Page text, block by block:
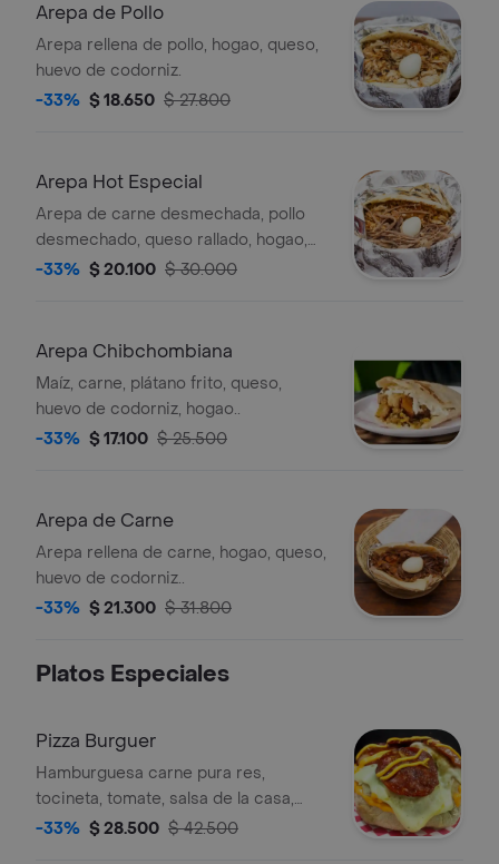
Arepa de Pollo
Arepa rellena de pollo, hogao, queso,
huevo de codorniz.
-33% $ 18.650 $ 27.800
Arepa Hot Especial
Arepa de carne desmechada, pollo
desmechado, queso rallado, hogao,
huevo de codorniz.
-33% $ 20.100 $ 30.000
Arepa Chibchombiana
Maíz, carne, plátano frito, queso,
huevo de codorniz, hogao..
-33% $ 17.100 $ 25.500
Arepa de Carne
Arepa rellena de carne, hogao, queso,
huevo de codorniz..
-33% $ 21.300 $ 31.800
Platos Especiales
Pizza Burguer
Hamburguesa carne pura res,
tocineta, tomate, salsa de la casa,
pepperoni, salsa de queso cheddar,
-33% $ 28.500 $ 42.500